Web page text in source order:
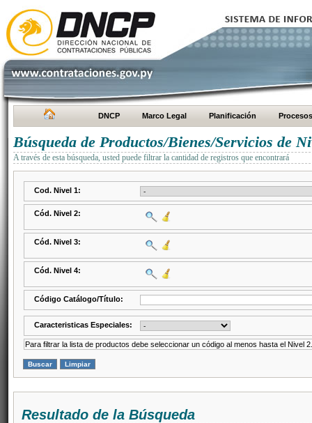
DNCP Marco Legal Planificación Procesos
Búsqueda de Productos/Bienes/Servicios de
A través de esta búsqueda, usted puede filtrar la cantidad de registros que encontrará
Cod. Nivel 1:
Cód. Nivel 2:
Cód. Nivel 3:
Cód. Nivel 4:
Código Catálogo/Título:
Caracteristicas Especiales:
Para filtrar la lista de productos debe seleccionar un código al menos hasta el Nivel 2.
Resultado de la Búsqueda